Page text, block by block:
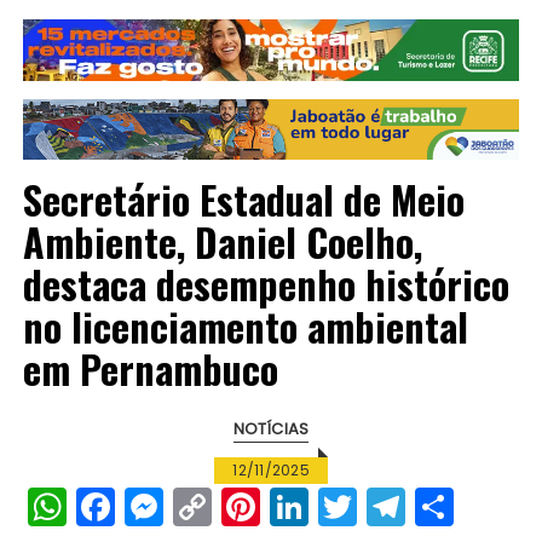
Secretário Estadual de Meio
Ambiente, Daniel Coelho,
destaca desempenho histórico
no licenciamento ambiental
em Pernambuco
NOTÍCIAS
12/11/2025
W F M C Pi Li T T